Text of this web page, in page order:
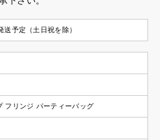
予定（土日祝を除）
フリンジ パーティーバッグ